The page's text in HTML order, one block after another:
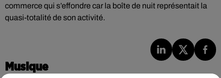
commerce qui s’effondre car la boîte de nuit représentait la
quasi-totalité de son activité.
Musique